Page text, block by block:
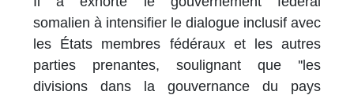
somalien à intensifier le dialogue inclusif avec
les États membres fédéraux et les autres
parties prenantes, soulignant que ''les
divisions dans la gouvernance du pays